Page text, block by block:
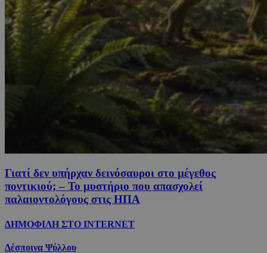
Γιατί δεν υπήρχαν δεινόσαυροι στο μέγεθος
ποντικιού; – Το μυστήριο που απασχολεί
παλαιοντολόγους στις ΗΠΑ
ΔΗΜΟΦΙΛΗ ΣΤΟ INTERNET
Δέσποινα Ψύλλου